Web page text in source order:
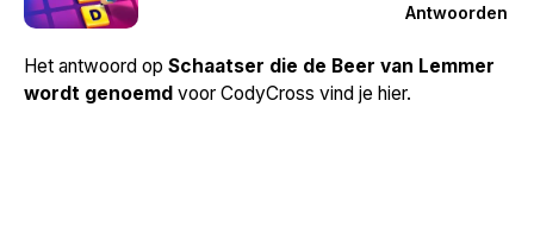
Antwoorden
Het antwoord op Schaatser die de Beer van Lemmer
wordt genoemd voor CodyCross vind je hier.